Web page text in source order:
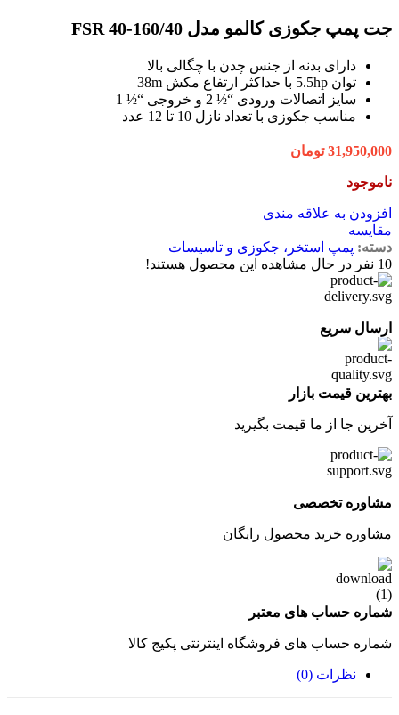
جت پمپ جکوزی کالمو مدل FSR 40-160/40
دارای بدنه از جنس چدن با چگالی بالا
توان 5.5hp با حداکثر ارتفاع مکش 38m
سایز اتصالات ورودی “½ 2 و خروجی “½ 1
مناسب جکوزی با تعداد نازل 10 تا 12 عدد
31,950,000 تومان
ناموجود
افزودن به علاقه مندی
مقایسه
دسته: پمپ استخر، جکوزی و تاسیسات
10 نفر در حال مشاهده این محصول هستند!
ارسال سریع
بهترین قیمت بازار
آخرین جا از ما قیمت بگیرید
مشاوره تخصصی
مشاوره خرید محصول رایگان
شماره حساب های معتبر
شماره حساب های فروشگاه اینترنتی پکیج کالا
نظرات (0)